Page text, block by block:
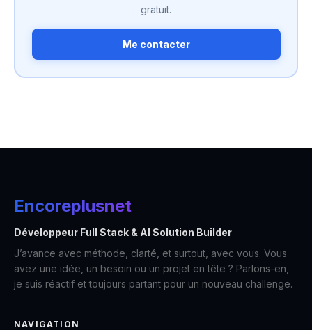
gratuit.
Me contacter
Encoreplusnet
Développeur Full Stack & AI Solution Builder
J’avance avec méthode, clarté, et surtout, avec vous. Vous
avez une idée, un besoin ou un projet en tête ? Parlons-en,
je suis réactif et toujours partant pour un nouveau challenge.
NAVIGATION